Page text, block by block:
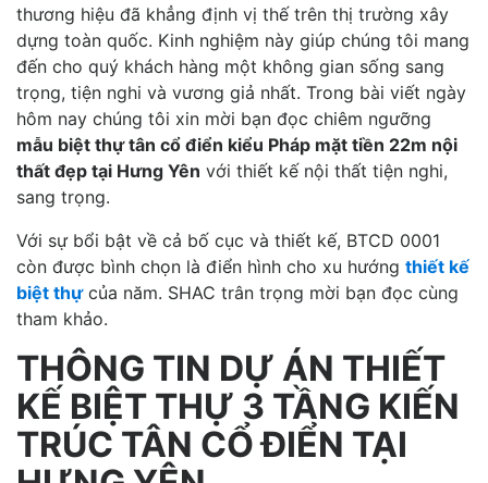
thương hiệu đã khẳng định vị thế trên thị trường xây
dựng toàn quốc. Kinh nghiệm này giúp chúng tôi mang
đến cho quý khách hàng một không gian sống sang
trọng, tiện nghi và vương giả nhất. Trong bài viết ngày
hôm nay chúng tôi xin mời bạn đọc chiêm ngưỡng
mẫu biệt thự tân cổ điển kiểu Pháp mặt tiền 22m nội
thất đẹp tại Hưng Yên với thiết kế nội thất tiện nghi,
sang trọng.
Với sự bổi bật về cả bố cục và thiết kế, BTCD 0001
còn được bình chọn là điển hình cho xu hướng thiết kế
biệt thựcủa năm. SHAC trân trọng mời bạn đọc cùng
tham khảo.
THÔNG TIN DỰ ÁN THIẾT
KẾ BIỆT THỰ 3 TẦNG KIẾN
TRÚC TÂN CỔ ĐIỂN TẠI